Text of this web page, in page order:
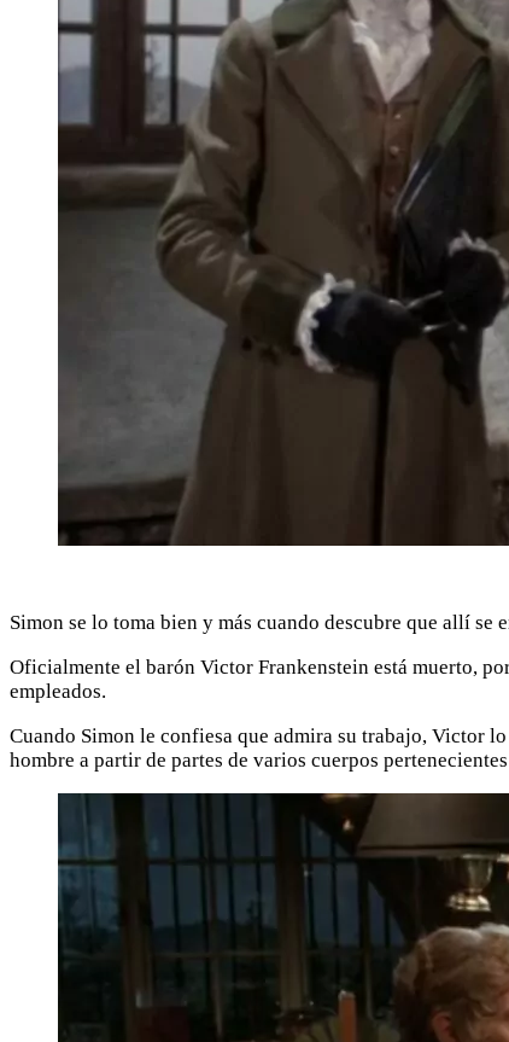
Simon se lo toma bien y más cuando descubre que allí
Oficialmente el barón Victor Frankenstein está muerto,
empleados.
Cuando Simon le confiesa que admira su trabajo, Victor
hombre a partir de partes de varios cuerpos